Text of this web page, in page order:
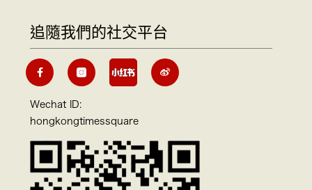
追隨我們的社交平台
Wechat ID:
hongkongtimessquare